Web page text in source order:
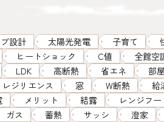
設計 太陽光発電 子育て
ヒートショック C値
全館空
LDK 高断熱 省エネ
部
レジリエンス 窓 W断熱
給
メリット 結露
レンジフ
ガス 蓄熱 サッシ
澄家